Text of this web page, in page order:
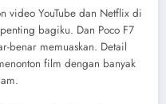
video YouTube dan Netflix di
bagiku. Dan Poco F7
benar memuaskan. Detail
film dengan banyak